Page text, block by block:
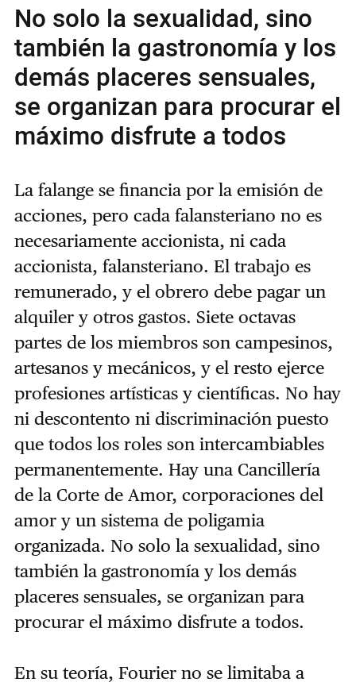
No solo la sexualidad, sino
también la gastronomía y los
demás placeres sensuales,
se organizan para procurar el
máximo disfrute a todos
La falange se financia por la emisión de
acciones, pero cada falansteriano no es
necesariamente accionista, ni cada
accionista, falansteriano. El trabajo es
remunerado, y el obrero debe pagar un
alquiler y otros gastos. Siete octavas
partes de los miembros son campesinos,
artesanos y mecánicos, y el resto ejerce
profesiones artísticas y científicas. No hay
ni descontento ni discriminación puesto
que todos los roles son intercambiables
permanentemente. Hay una Cancillería
de la Corte de Amor, corporaciones del
amor y un sistema de poligamia
organizada. No solo la sexualidad, sino
también la gastronomía y los demás
placeres sensuales, se organizan para
procurar el máximo disfrute a todos.
En su teoría, Fourier no se limitaba a